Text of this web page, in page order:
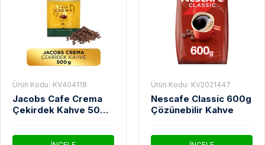
Ürün Kodu: KV404118
Jacobs Cafe Crema
Çekirdek Kahve 500
Ürün Kodu: KV2021447
Nescafe Classic 600g
Çözünebilir Kahve